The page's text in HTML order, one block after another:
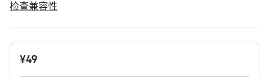
检查兼容性
产
¥49